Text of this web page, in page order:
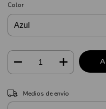
Color
Entregas para el CP:
Medios de envío